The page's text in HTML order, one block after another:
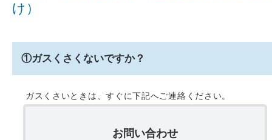
け）
①ガスくさくないですか？
ガスくさいときは、すぐに下記へご連絡ください。
お問い合わせ